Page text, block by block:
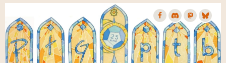
Aller
contenu
principal